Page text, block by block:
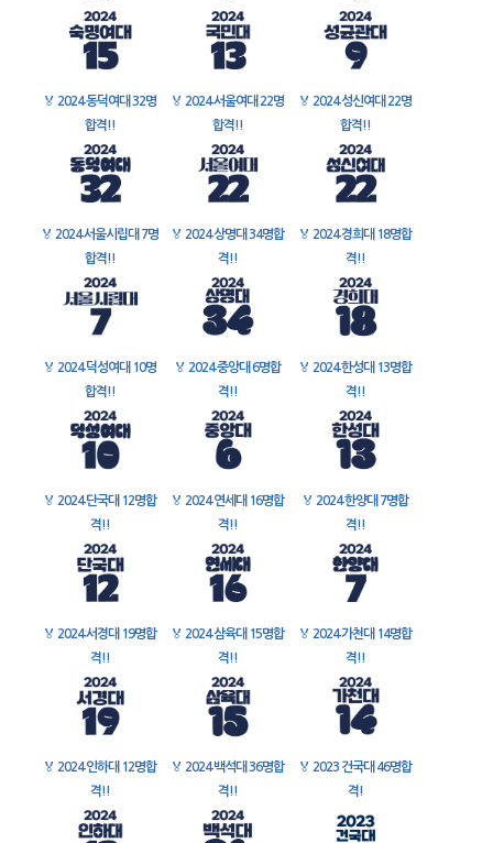
🏅 2024 동덕여대 32명
합격!!
🏅 2024 서울여대 22명
합격!!
🏅 2024 성신여대 22명
합격!!
🏅 2024 서울시립대 7명
합격!!
🏅 2024 상명대 34명합
격!!
🏅 2024 경희대 18명합
격!!
🏅 2024 덕성여대 10명
합격!!
🏅 2024 중앙대 6명합
격!!
🏅 2024 한성대 13명합
격!!
🏅 2024 단국대 12명합
격!!
🏅 2024 연세대 16명합
격!!
🏅 2024 한양대 7명합
격!!
🏅 2024 서경대 19명합
격!!
🏅 2024 삼육대 15명합
격!!
🏅 2024 가천대 14명합
격!!
🏅 2024 인하대 12명합
격!!
🏅 2024 백석대 36명합
격!!
🏅 2023 건국대 46명합
격!